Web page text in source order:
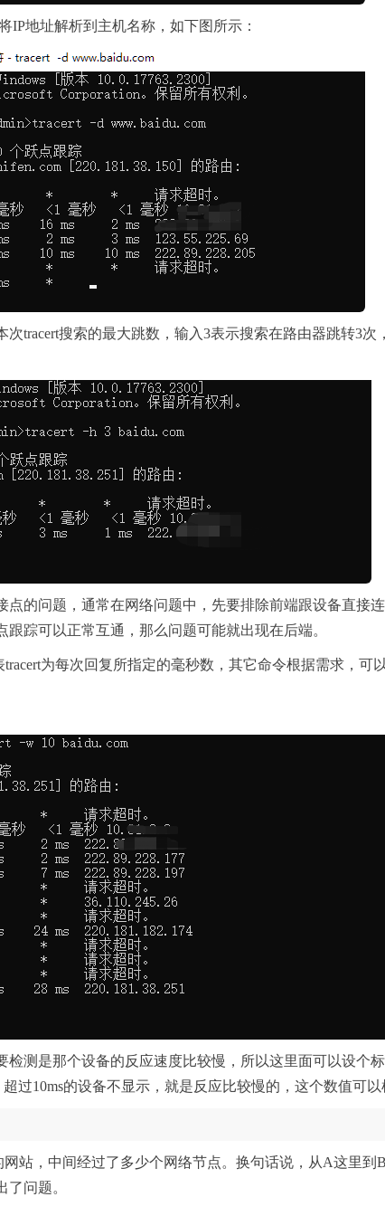
IP地址解析到主机名称，如下图所示：
次tracert搜索的最大跳数，输入3表示搜索在路由器跳转3次
点的问题，通常在网络问题中，先要排除前端跟设备直接
踪可以正常互通，那么问题可能就出现在后端。
tracert为每次回复所指定的毫秒数，其它命令根据需求，可
检测是那个设备的反应速度比较慢，所以这里面可以设个
过10ms的设备不显示，就是反应比较慢的，这个数值可以
网站，中间经过了多少个网络节点。换句话说，从A这里到
问题。